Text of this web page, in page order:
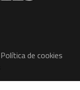
Política de cookies